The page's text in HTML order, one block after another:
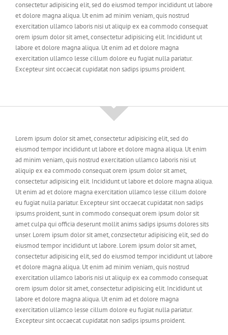
consectetur adipisicing elit, sed do eiusmod tempor incididunt ut labore
et dolore magna aliqua. Ut enim ad minim veniam, quis nostrud
exercitation ullamco laboris nisi ut aliquip ex ea commodo consequat
orem ipsum dolor sit amet, consectetur adipisicing elit. Incididunt ut
labore et dolore magna aliqua. Ut enim ad et dolore magna
exercitation ullamco lesse cillum dolore eu fugiat nulla pariatur.
Excepteur sint occaecat cupidatat non sadips ipsums proident.
Lorem ipsum dolor sit amet, consectetur adipisicing elit, sed do
eiusmod tempor incididunt ut labore et dolore magna aliqua. Ut enim
ad minim veniam, quis nostrud exercitation ullamco laboris nisi ut
aliquip ex ea commodo consequat orem ipsum dolor sit amet,
consectetur adipisicing elit. Incididunt ut labore et dolore magna aliqua.
Ut enim ad et dolore magna exercitation ullamco lesse cillum dolore
eu fugiat nulla pariatur. Excepteur sint occaecat cupidatat non sadips
ipsums proident, sunt in commodo consequat orem ipsum dolor sit
amet culpa qui officia deserunt mollit anims sadips ipsums dolores sits
unser. Lorem ipsum dolor sit amet, conzsectetur adipisicing elit, sed do
eiusmod tempor incididunt ut labore. Lorem ipsum dolor sit amet,
consectetur adipisicing elit, sed do eiusmod tempor incididunt ut labore
et dolore magna aliqua. Ut enim ad minim veniam, quis nostrud
exercitation ullamco laboris nisi ut aliquip ex ea commodo consequat
orem ipsum dolor sit amet, consectetur adipisicing elit. Incididunt ut
labore et dolore magna aliqua. Ut enim ad et dolore magna
exercitation ullamco lesse cillum dolore eu fugiat nulla pariatur.
Excepteur sint occaecat cupidatat non sadips ipsums proident.